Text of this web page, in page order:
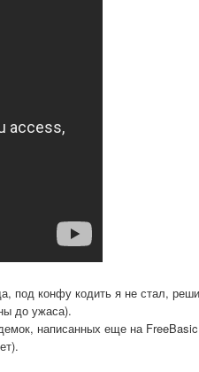
под конфу кодить я не стал,
до ужаса).
написанных еще на